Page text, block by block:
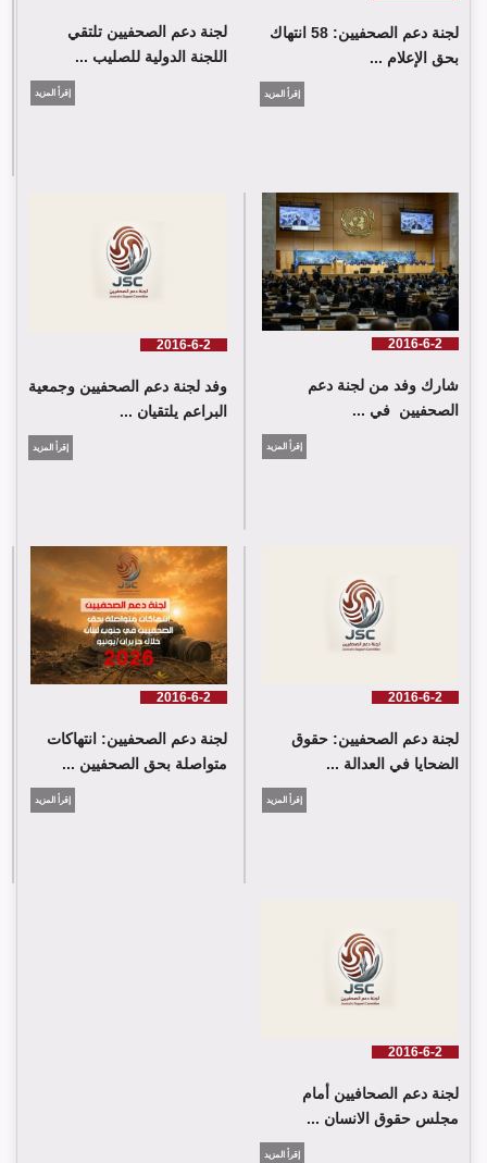
لجنة دعم الصحفيين تلتقي اللجنة الدولية للصليب الأحمر في جنيف
اللجنة كلمة باسم جمعية البراعم للعمل الاجتماعي
لجنة دعم الصحفيين: 58 انتهاك
بحق الإعلام ...
إقرأ المزيد
لجنة دعم الصحفيين تلتقي
اللجنة الدولية للصليب ...
إقرأ المزيد
2016-6-2
شارك وفد من لجنة دعم
الصحفيين في ...
إقرأ المزيد
2016-6-2
وفد لجنة دعم الصحفيين وجمعية
البراعم يلتقيان ...
إقرأ المزيد
2016-6-2
لجنة دعم الصحفيين: حقوق
الضحايا في العدالة ...
إقرأ المزيد
2016-6-2
لجنة دعم الصحفيين: انتهاكات
متواصلة بحق الصحفيين ...
إقرأ المزيد
2016-6-2
لجنة دعم الصحافيين أمام
مجلس حقوق الانسان ...
إقرأ المزيد